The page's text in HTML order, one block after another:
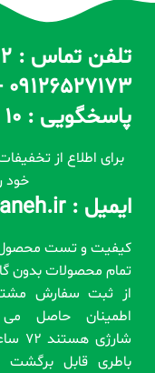
پاسخگویی : 10 الی 14 / 17 الی 22
برای اطلاع از
خود
ایمیل : shop@pardis-rayaneh.ir
کیفیت و تست
تمام محصولات بدون
از ثبت سفارش
اطمینان حاصل
باطری قابل